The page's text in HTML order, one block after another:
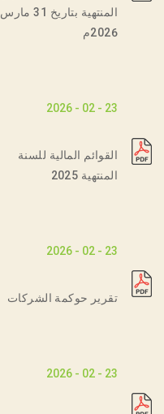
المنتهية بتاريخ 31 مارس
2026م
23 - 02 - 2026
القوائم المالية للسنة
المنتهية 2025
23 - 02 - 2026
تقرير حوكمة الشركات
23 - 02 - 2026